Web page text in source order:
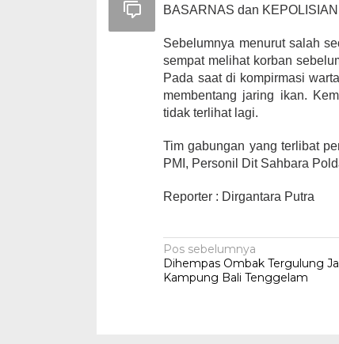
BASARNAS dan
Sebelumnya menurut salah
sempat melihat korban
Pada saat di kompirmasi
membentang jaring ikan.
tidak terlihat lagi.
Tim gabungan yang terlibat
PMI, Personil Dit Sahbara
Reporter : Dirgantara Putra
Navigasi
pos
Pos sebelumnya
Dihempas Ombak Tergulung
Kampung Bali Tenggelam